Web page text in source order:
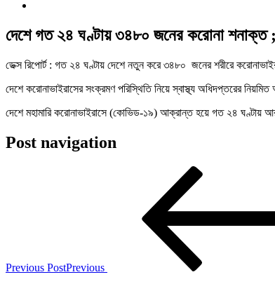
দেশে গত ২৪ ঘণ্টায় ৩৪৮০ জনের করোনা
ডেক্স রিপোর্ট : গত ২৪ ঘণ্টায় দেশে নতুন করে ৩৪৮০ জনের শরীরে
দেশে করোনাভাইরাসের সংক্রমণ পরিস্থিতি নিয়ে স্বাস্থ্য অধিদপ্তরের
দেশে মহামারি করোনাভাইরাসে (কোভিড-১৯) আক্রান্ত হয়ে গত ২৪ ঘণ্টায়
Post navigation
Previous PostPrevious